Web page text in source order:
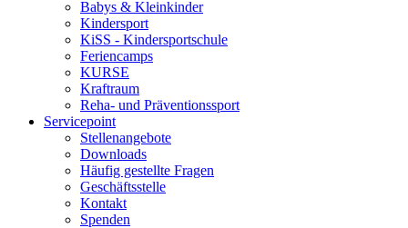
Babys & Kleinkinder
Kindersport
KiSS - Kindersportschule
Feriencamps
KURSE
Kraftraum
Reha- und Präventionssport
Servicepoint
Stellenangebote
Downloads
Häufig gestellte Fragen
Geschäftsstelle
Kontakt
Spenden